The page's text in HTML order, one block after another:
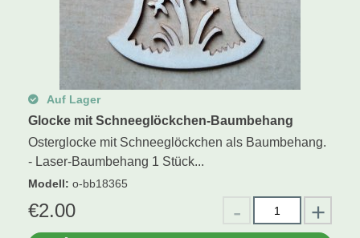
Auf Lager
Glocke mit Schneeglöckchen-Baumbehang
Osterglocke mit Schneeglöckchen als Baumbehang.
- Laser-Baumbehang 1 Stück...
Modell: o-bb18365
€2.00